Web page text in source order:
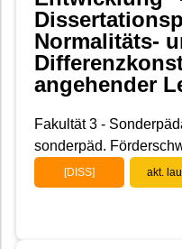
Normalitäts-
angehender
Fakultät 3 -
sonderpäd.
[DISS] akt.